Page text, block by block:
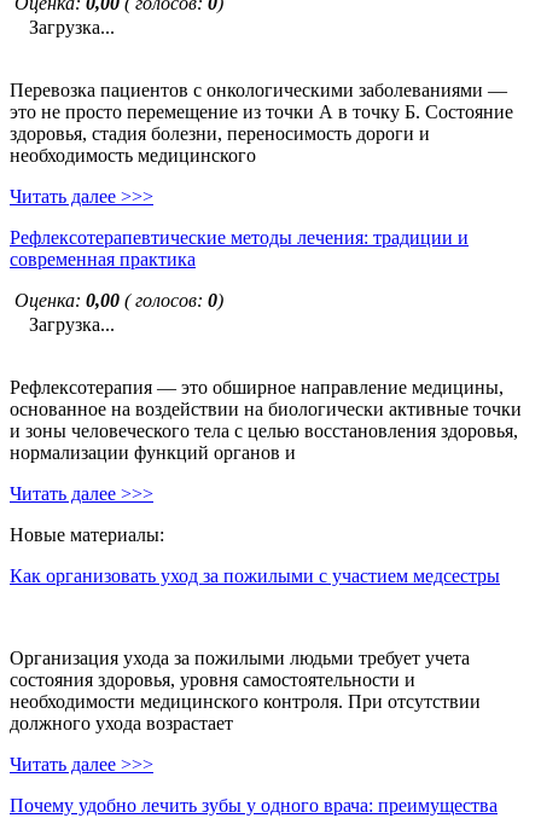
Загрузка...
Перевозка пациентов с онкологическими заболеваниями —
это не просто перемещение из точки А в точку Б. Состояние
здоровья, стадия болезни, переносимость дороги и
необходимость медицинского
Читать далее >>>
Рефлексотерапевтические методы лечения: традиции и
современная практика
Оценка: 0,00 ( голосов: 0)
Загрузка...
Рефлексотерапия — это обширное направление медицины,
основанное на воздействии на биологически активные точки
и зоны человеческого тела с целью восстановления здоровья,
нормализации функций органов и
Читать далее >>>
Новые материалы:
Как организовать уход за пожилыми с участием медсестры
Организация ухода за пожилыми людьми требует учета
состояния здоровья, уровня самостоятельности и
необходимости медицинского контроля. При отсутствии
должного ухода возрастает
Читать далее >>>
Почему удобно лечить зубы у одного врача: преимущества